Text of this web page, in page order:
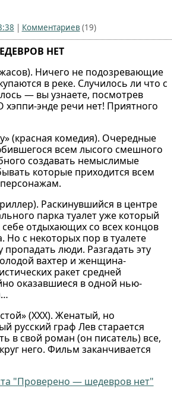
| Комментариев (19)
НЕТ
Ничего не подозревающие
в реке. Случилось ли что с
— вы узнаете, посмотрев
энде речи нет! Приятного
(красная комедия). Очередные
всем лысого смешного
создавать немыслимые
которые приходится всем
Раскинувшийся в центре
парка туалет уже который
себе отдыхающих со всех концов
Но с некоторых пор в туалете
люди. Разгадать эту
вахтер и женщина-
ракет средней
оказавшиеся в одной нью-
(ХХХ). Женатый, но
русский граф Лев старается
в свой роман (он писатель) все,
него. Фильм заканчивается
"Проверено — шедевров нет"